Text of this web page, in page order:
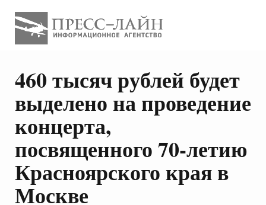
460 тысяч рублей будет
выделено на проведение
концерта,
посвященного 70-летию
Красноярского края в
Москве